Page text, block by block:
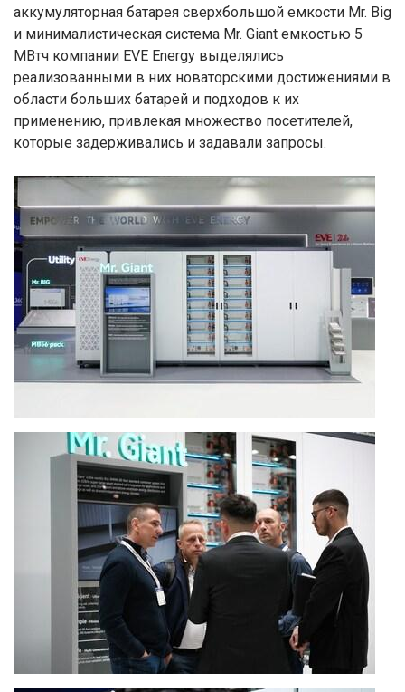
аккумуляторная батарея сверхбольшой емкости Mr. Big
и минималистическая система Mr. Giant емкостью 5
МВтч компании EVE Energy выделялись
реализованными в них новаторскими достижениями в
области больших батарей и подходов к их
применению, привлекая множество посетителей,
которые задерживались и задавали запросы.